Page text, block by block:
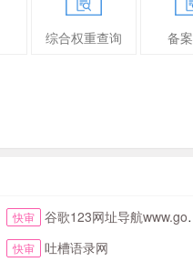
综合权重查询 备
快审 谷歌123网址导航www.google123.com.cn首页
快审 吐槽语录网